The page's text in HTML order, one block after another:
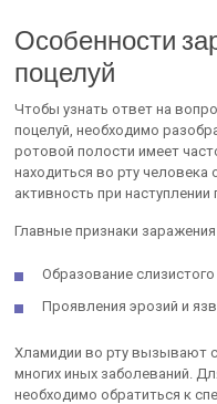
Особенности
поцелуй
Чтобы узнать ответ на
поцелуй, необходимо
ротовой полости имеет
находиться во рту
активность при наступлении
Главные признаки заражения
Образование
Проявления эрозий и
Хламидии во рту вызывают
многих иных заболеваний.
необходимо обратиться к